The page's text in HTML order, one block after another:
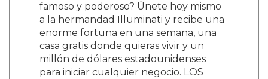
famoso y poderoso? Únete hoy mismo
a la hermandad Illuminati y recibe una
enorme fortuna en una semana, una
casa gratis donde quieras vivir y un
millón de dólares estadounidenses
para iniciar cualquier negocio. LOS